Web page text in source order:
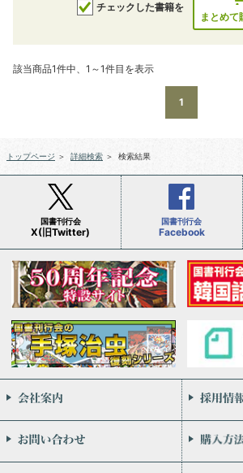
チェックした書籍を
まとめて
該当商品1件中、1～1件目を表示
1
トップページ ＞ 詳細検索 ＞ 検索結果
国書刊行会
X(旧Twitter)
国書刊行会
Facebook
会社案内
お問い合わせ
個人情報保護